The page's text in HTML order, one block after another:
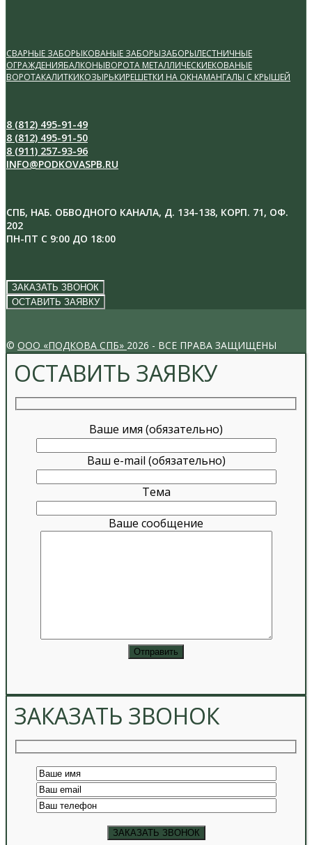
СВАРНЫЕ ЗАБОРЫКОВАНЫЕ ЗАБОРЫЗАБОРЫЛЕСТНИЧНЫЕ
ОГРАЖДЕНИЯБАЛКОНЫВОРОТА МЕТАЛЛИЧЕСКИЕКОВАНЫЕ
ВОРОТАКАЛИТКИКОЗЫРЬКИРЕШЕТКИ НА ОКНАМАНГАЛЫ С КРЫШЕЙ
8 (812) 495-91-49
8 (812) 495-91-50
8 (911) 257-93-96
INFO@PODKOVASPB.RU
СПБ, НАБ. ОБВОДНОГО КАНАЛА, Д. 134-138, КОРП. 71, ОФ.
202
ПН-ПТ С 9:00 ДО 18:00
ЗАКАЗАТЬ ЗВОНОК
ОСТАВИТЬ ЗАЯВКУ
© ООО «ПОДКОВА СПБ» 2026 - ВСЕ ПРАВА ЗАЩИЩЕНЫ
ОСТАВИТЬ ЗАЯВКУ
Ваше имя (обязательно)
Ваш e-mail (обязательно)
Тема
Ваше сообщение
ЗАКАЗАТЬ ЗВОНОК